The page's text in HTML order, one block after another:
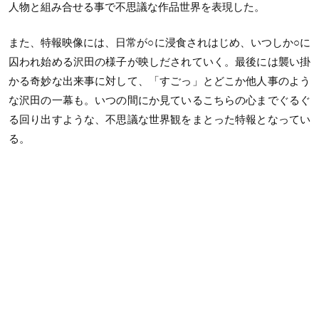
人物と組み合せる事で不思議な作品世界を表現した。
また、特報映像には、日常が○に浸食されはじめ、いつしか○に
囚われ始める沢田の様子が映しだされていく。最後には襲い掛
かる奇妙な出来事に対して、「すごっ」とどこか他人事のよう
な沢田の一幕も。いつの間にか見ているこちらの心までぐるぐ
る回り出すような、不思議な世界観をまとった特報となってい
る。